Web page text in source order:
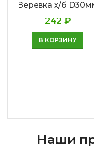
Веревка х/б
242 ₽
В КОРЗИНУ
Наши